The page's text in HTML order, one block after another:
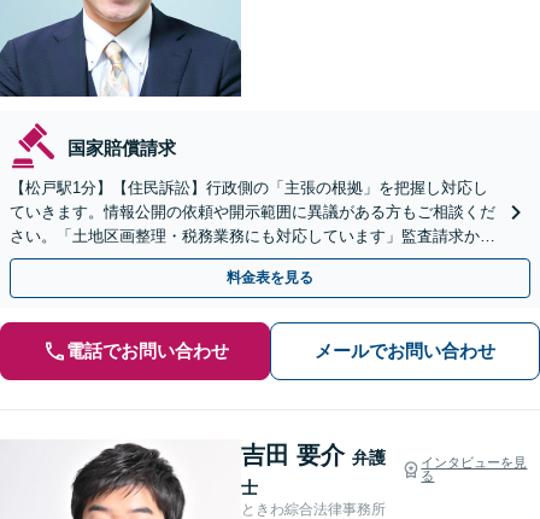
国家賠償請求
【松戸駅1分】【住民訴訟】行政側の「主張の根拠」を把握し対応し
ていきます。情報公開の依頼や開示範囲に異議がある方もご相談くだ
さい。「土地区画整理・税務業務にも対応しています」監査請求から
訴訟までお任せください。
料金表を見る
電話でお問い合わせ メールでお問い合わせ
吉田 要介 弁護
士
インタビューを見
る
ときわ綜合法律事務所